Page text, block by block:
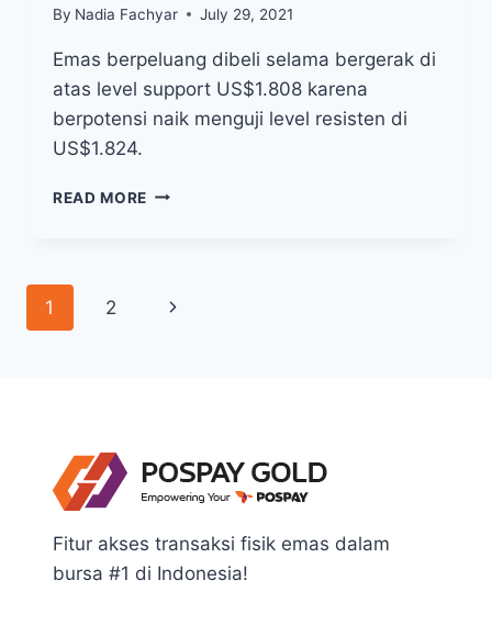
By Nadia Fachyar July 29, 2021
Emas berpeluang dibeli selama bergerak di
atas level support US$1.808 karena
berpotensi naik menguji level resisten di
US$1.824.
READ MORE PERGERAKAN
KAMIS
Page
1 2
Next
Fitur akses transaksi fisik emas dalam
bursa #1 di Indonesia!